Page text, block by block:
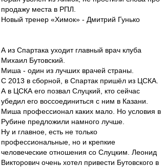
продажу места в РПЛ.
Новый тренер «Химок» - Дмитрий Гунько
А из Спартака уходит главный врач клуба
Михаил Бутовский.
Миша - один из лучших врачей страны.
С 2013 в сборной, в Спартак пришёл из ЦСКА.
А в ЦСКА его позвал Слуцкий, кто сейчас
убедил его воссоединиться с ним в Казани.
Миша профессионал каких мало. Но условия в
Рубине предложили намного лучше.
Ну и главное, есть не только
профессиональные, но и крепкие
человеческие отношения со Слуцким. Леонид
Викторович очень хотел привести Бутовского в